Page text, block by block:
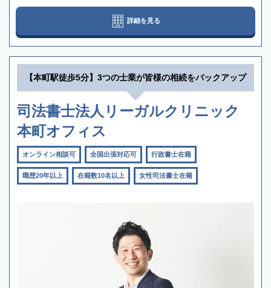
詳細を見る
【本町駅徒歩5分】3つの士業が皆様の相続をバックアップ
司法書士法人リーガルクリニック
本町オフィス
オンライン相談可 全国出張対応可 行政書士在籍
職歴20年以上 在籍数10名以上 女性司法書士在籍